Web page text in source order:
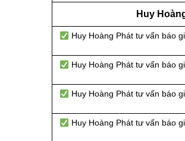
Huy
Huy Hoàng Phát tư vấn báo
Huy Hoàng Phát tư vấn báo
Huy Hoàng Phát tư vấn báo
Huy Hoàng Phát tư vấn báo